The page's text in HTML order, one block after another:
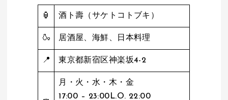
🏮 酒ト壽（サケトコトブキ）
🍶 居酒屋、海鮮、日本料理
📍 東京都新宿区神楽坂4-2
月・火・水・木・金
17:00 – 23:00L.O. 22:00